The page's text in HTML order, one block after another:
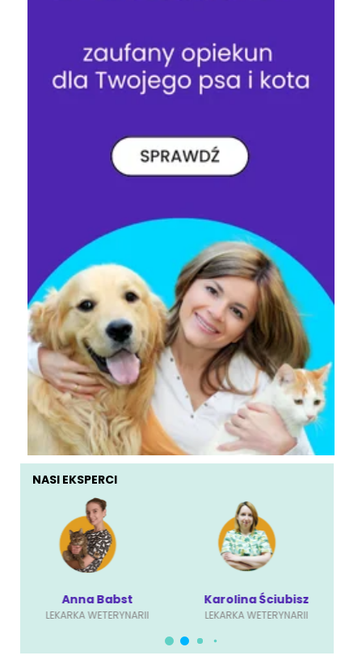
NASI EKSPERCI
Anna Babst
LEKARKA WETERYNARII
Karolina Ściubisz
LEKARKA WETERYNARII